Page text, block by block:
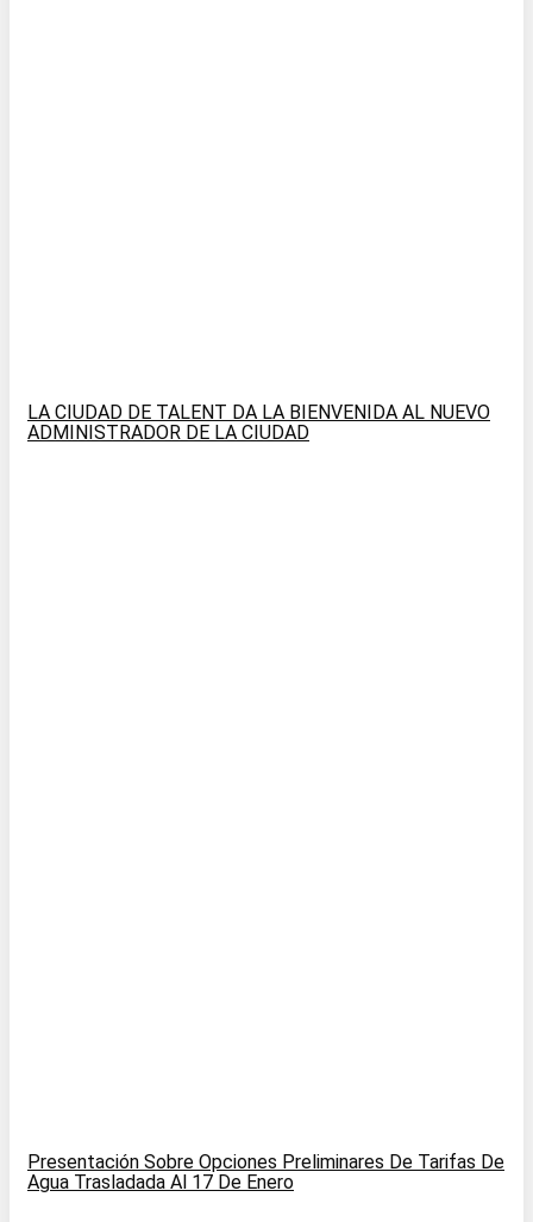
LA CIUDAD DE TALENT DA LA BIENVENIDA AL NUEVO
ADMINISTRADOR DE LA CIUDAD
Presentación Sobre Opciones Preliminares De Tarifas De
Agua Trasladada Al 17 De Enero